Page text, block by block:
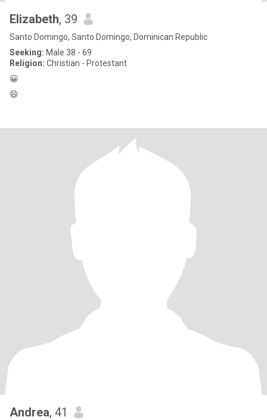
Elizabeth, 39
Santo Domingo, Santo Domingo, Dominican Republic
Seeking: Male 38 - 69
Religion: Christian - Protestant
😀
😄
Andrea, 41